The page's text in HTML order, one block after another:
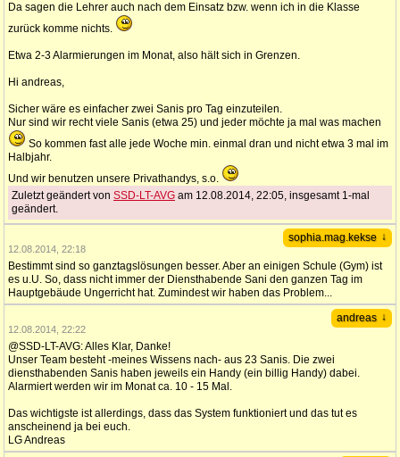
Da sagen die Lehrer auch nach dem Einsatz bzw. wenn ich in die Klasse
zurück komme nichts.
Etwa 2-3 Alarmierungen im Monat, also hält sich in Grenzen.
Hi andreas,
Sicher wäre es einfacher zwei Sanis pro Tag einzuteilen.
Nur sind wir recht viele Sanis (etwa 25) und jeder möchte ja mal was machen
So kommen fast alle jede Woche min. einmal dran und nicht etwa 3 mal im
Halbjahr.
Und wir benutzen unsere Privathandys, s.o.
Zuletzt geändert von SSD-LT-AVG am 12.08.2014, 22:05, insgesamt 1-mal
geändert.
sophia.mag.kekse ↓
12.08.2014, 22:18
Bestimmt sind so ganztagslösungen besser. Aber an einigen Schule (Gym) ist
es u.U. So, dass nicht immer der Diensthabende Sani den ganzen Tag im
Hauptgebäude Ungerricht hat. Zumindest wir haben das Problem...
andreas ↓
12.08.2014, 22:22
@SSD-LT-AVG: Alles Klar, Danke!
Unser Team besteht -meines Wissens nach- aus 23 Sanis. Die zwei
diensthabenden Sanis haben jeweils ein Handy (ein billig Handy) dabei.
Alarmiert werden wir im Monat ca. 10 - 15 Mal.
Das wichtigste ist allerdings, dass das System funktioniert und das tut es
anscheinend ja bei euch.
LG Andreas